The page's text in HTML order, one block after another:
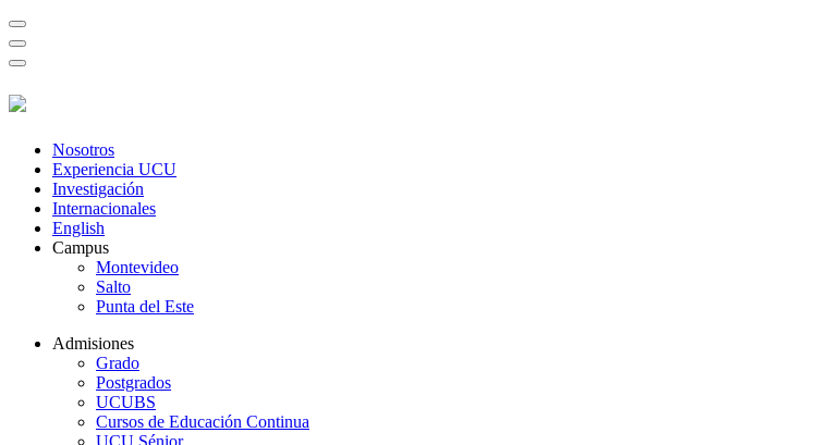
Nosotros
Experiencia UCU
Investigación
Internacionales
English
Campus
Montevideo
Salto
Punta del Este
Admisiones
Grado
Postgrados
UCUBS
Cursos de Educación Continua
UCU Sénior